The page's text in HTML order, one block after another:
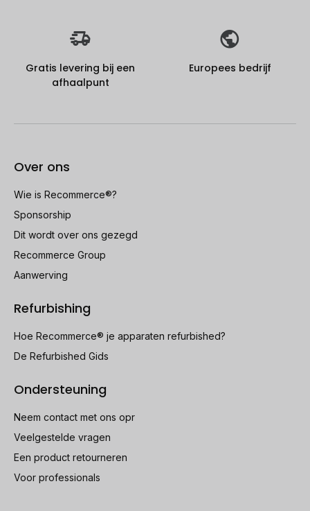
Gratis levering bij een
afhaalpunt
Europees bedrijf
Over ons
Wie is Recommerce®?
Sponsorship
Dit wordt over ons gezegd
Recommerce Group
Aanwerving
Refurbishing
Hoe Recommerce® je apparaten refurbished?
De Refurbished Gids
Ondersteuning
Neem contact met ons opr
Veelgestelde vragen
Een product retourneren
Voor professionals